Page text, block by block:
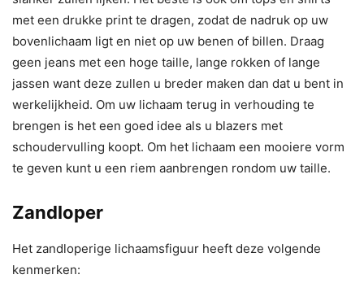
met een drukke print te dragen, zodat de nadruk op uw
bovenlichaam ligt en niet op uw benen of billen. Draag
geen jeans met een hoge taille, lange rokken of lange
jassen want deze zullen u breder maken dan dat u bent in
werkelijkheid. Om uw lichaam terug in verhouding te
brengen is het een goed idee als u blazers met
schoudervulling koopt. Om het lichaam een mooiere vorm
te geven kunt u een riem aanbrengen rondom uw taille.
Zandloper
Het zandloperige lichaamsfiguur heeft deze volgende
kenmerken: